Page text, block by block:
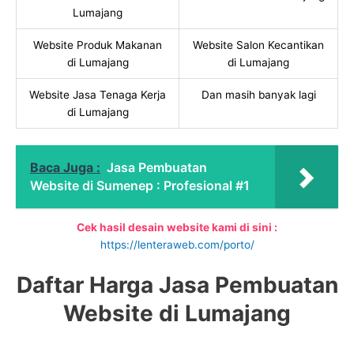
Lumajang
Website Produk Makanan
di Lumajang
Website Salon Kecantikan
di Lumajang
Website Jasa Tenaga Kerja
di Lumajang
Dan masih banyak lagi
Baca Juga : Jasa Pembuatan
Website di Sumenep : Profesional #1
Cek hasil desain website kami di sini :
https://lenteraweb.com/porto/
Daftar Harga Jasa Pembuatan
Website di Lumajang